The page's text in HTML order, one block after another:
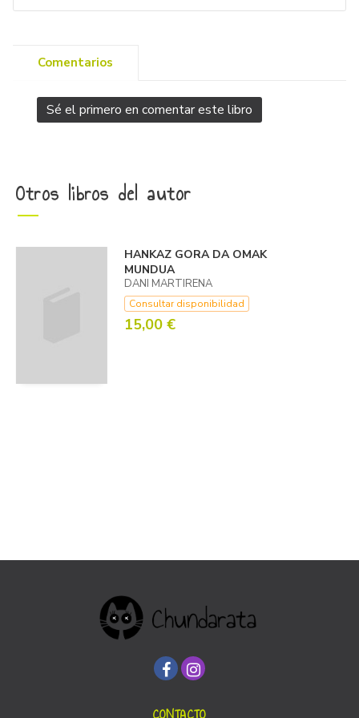
Comentarios
Sé el primero en comentar este libro
Otros libros del autor
HANKAZ GORA DA OMAK
MUNDUA
DANI MARTIRENA
Consultar disponibilidad
15,00 €